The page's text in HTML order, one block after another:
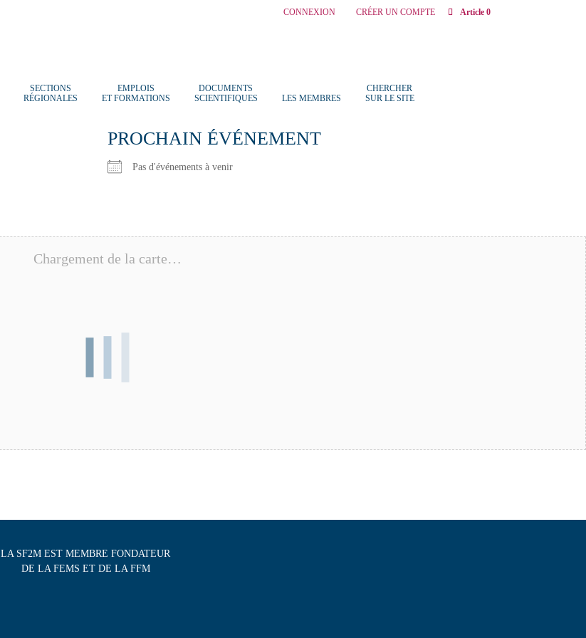
CONNEXION CRÉER UN COMPTE Article 0
SECTIONS
RÉGIONALES
EMPLOIS
ET FORMATIONS
DOCUMENTS
SCIENTIFIQUES
LES MEMBRES
CHERCHER
SUR LE SITE
PROCHAIN ÉVÉNEMENT
Pas d'événements à venir
Chargement de la carte…
LA SF2M EST MEMBRE FONDATEUR
DE LA FEMS ET DE LA FFM